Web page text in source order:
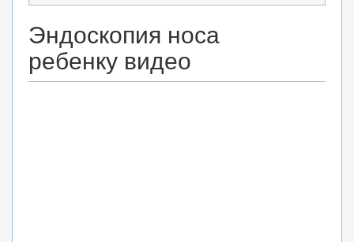
Эндоскопия носа
ребенку видео